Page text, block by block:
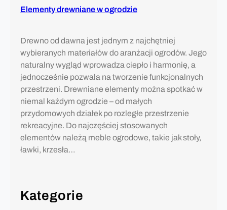
Elementy drewniane w ogrodzie
Drewno od dawna jest jednym z najchętniej
wybieranych materiałów do aranżacji ogrodów. Jego
naturalny wygląd wprowadza ciepło i harmonię, a
jednocześnie pozwala na tworzenie funkcjonalnych
przestrzeni. Drewniane elementy można spotkać w
niemal każdym ogrodzie – od małych
przydomowych działek po rozległe przestrzenie
rekreacyjne. Do najczęściej stosowanych
elementów należą meble ogrodowe, takie jak stoły,
ławki, krzesła…
Kategorie